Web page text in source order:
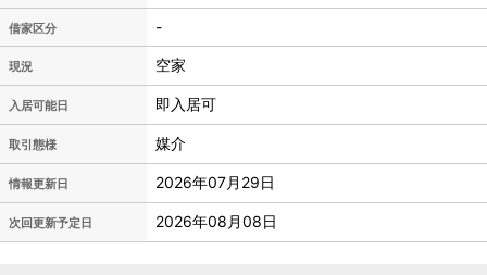
借家区分 -
現況 空家
入居可能日 即入居可
取引態様 媒介
情報更新日 2026年07月29日
次回更新予定日 2026年08月08日